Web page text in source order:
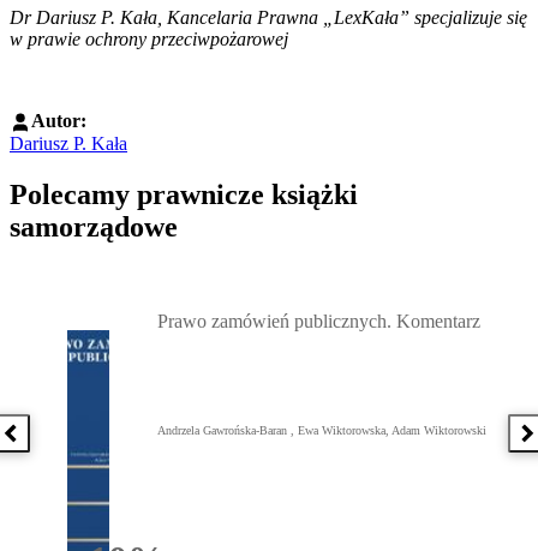
Dr Dariusz P. Kała, Kancelaria Prawna „LexKała” specjalizuje się
w prawie ochrony przeciwpożarowej
Autor:
Dariusz P. Kała
Polecamy prawnicze książki
samorządowe
Poprzednia książka
Prawo zamówień publicznych. Komentarz
Andrzela Gawrońska-Baran , Ewa Wiktorowska, Adam Wiktorowski